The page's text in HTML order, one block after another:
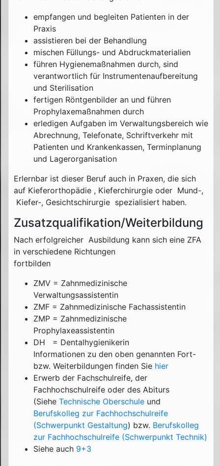
empfangen und begleiten Patienten in der
Praxis
assistieren bei der Behandlung
mischen Füllungs- und Abdruckmaterialien
führen Hygienemaßnahmen durch, sind
verantwortlich für Instrumentenaufbereitung
und Sterilisation
fertigen Röntgenbilder an und führen
Prophylaxemaßnahmen durch
erledigen Aufgaben im Verwaltungsbereich wie
Abrechnung, Telefonate, Schriftverkehr mit
Patienten und Krankenkassen, Terminplanung
und Lagerorganisation
Erlernbar ist dieser Beruf auch in Praxen, die sich
auf Kieferorthopädie , Kieferchirurgie oder Mund-,
Kiefer-, Gesichtschirurgie spezialisiert haben.
Zusatzqualifikation/Weiterbildung
Nach erfolgreicher Ausbildung kann sich eine ZFA
in verschiedene Richtungen
fortbilden
ZMV = Zahnmedizinische
Verwaltungsassistentin
ZMF = Zahnmedizinische Fachassistentin
ZMP = Zahnmedizinische
Prophylaxeassistentin
DH = Dentalhygienikerin
Informationen zu den oben genannten Fort-
bzw. Weiterbildungen finden Sie hier
Erwerb der Fachschulreife, der
Fachhochschulreife oder des Abiturs
(Siehe Technische Oberschuleund
Berufskolleg zur Fachhochschulreife
(Schwerpunkt Gestaltung) bzw. Berufskolleg
zur Fachhochschulreife (Schwerpunkt Technik)
Siehe auch 9+3